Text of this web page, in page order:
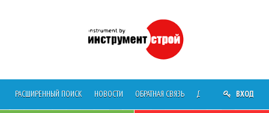
РАСШИРЕННЫЙ ПОИСК НОВОСТИ ОБРАТНАЯ СВЯЗЬ ДОСТАВКА О
ВХОД